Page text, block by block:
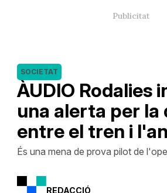
ÀUDIO Rodalies
una alerta per la
entre el tren i
SOCIETAT
És una mena de prova pilot de
REDACCIÓ